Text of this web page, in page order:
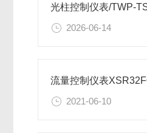
2026-06-14
2021-06-10